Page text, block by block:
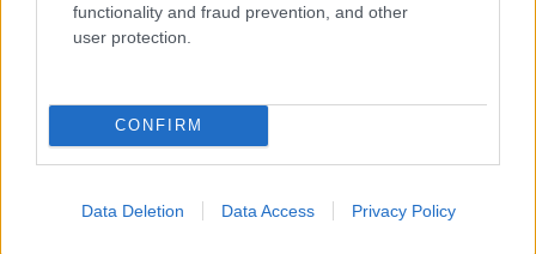
functionality and fraud prevention, and other
user protection.
CONFIRM
Data Deletion Data Access Privacy Policy
soffre di condizioni come malattie autoimmuni o
disturbi gastrointestinali severi, e consultare un
Infine, è essenziale ricordare che il kefir non è una
uno stile di vita sano, ricco di fibre, acqua e